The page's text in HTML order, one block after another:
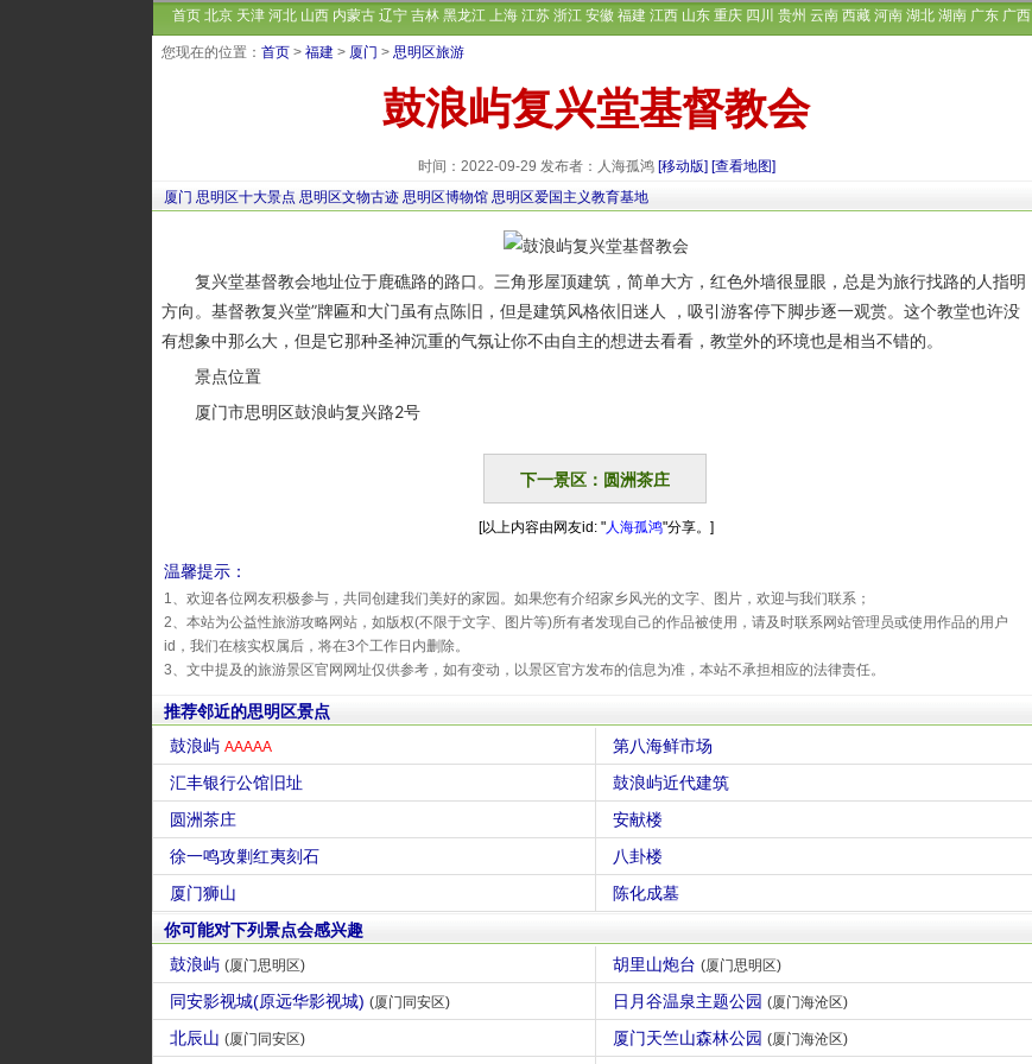
首页 北京 天津 河北 山西 内蒙古 辽宁 吉林 黑龙江 上海 江苏 浙江 安徽 福建 江西 山东 重庆 四川 贵州 云南 西藏 河南 湖北 湖南 广东 广西
您现在的位置： 首页 > 福建 > 厦门 > 思明区旅游
鼓浪屿复兴堂基督教会
时间：2022-09-29 发布者：人海孤鸿 [移动版] [查看地图]
厦门 思明区十大景点 思明区文物古迹 思明区博物馆 思明区爱国主义教育基地
复兴堂基督教会地址位于鹿礁路的路口。三角形屋顶建筑，简单大方，红色外墙很显眼，总是为旅行找路的人指明
方向。基督教复兴堂”牌匾和大门虽有点陈旧，但是建筑风格依旧迷人 ，吸引游客停下脚步逐一观赏。这个教堂也许没
有想象中那么大，但是它那种圣神沉重的气氛让你不由自主的想进去看看，教堂外的环境也是相当不错的。
景点位置
厦门市思明区鼓浪屿复兴路2号
下一景区：圆洲茶庄
[以上内容由网友id: "人海孤鸿"分享。]
温馨提示：
1、欢迎各位网友积极参与，共同创建我们美好的家园。如果您有介绍家乡风光的文字、图片，欢迎与我们联系；
2、本站为公益性旅游攻略网站，如版权(不限于文字、图片等)所有者发现自己的作品被使用，请及时联系网站管理员或使用作品的用户
id，我们在核实权属后，将在3个工作日内删除。
3、文中提及的旅游景区官网网址仅供参考，如有变动，以景区官方发布的信息为准，本站不承担相应的法律责任。
推荐邻近的思明区景点
鼓浪屿 AAAAA
第八海鲜市场
汇丰银行公馆旧址
鼓浪屿近代建筑
圆洲茶庄
安献楼
徐一鸣攻剿红夷刻石
八卦楼
厦门狮山
陈化成墓
你可能对下列景点会感兴趣
鼓浪屿 (厦门思明区) 胡里山炮台 (厦门思明区)
同安影视城(原远华影视城) (厦门同安区) 日月谷温泉主题公园 (厦门海沧区)
北辰山 (厦门同安区) 厦门天竺山森林公园 (厦门海沧区)